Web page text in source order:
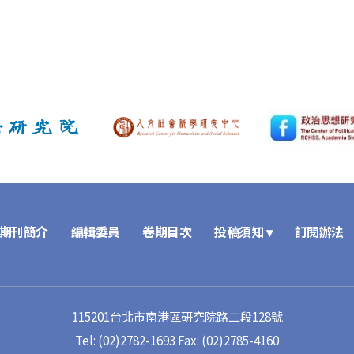
刊簡介 編輯委員 卷期目次 投稿須知 ▾ 訂閱辦法
115201台北市南港區研究院路二段128號
Tel: (02)2782-1693 Fax: (02)2785-4160